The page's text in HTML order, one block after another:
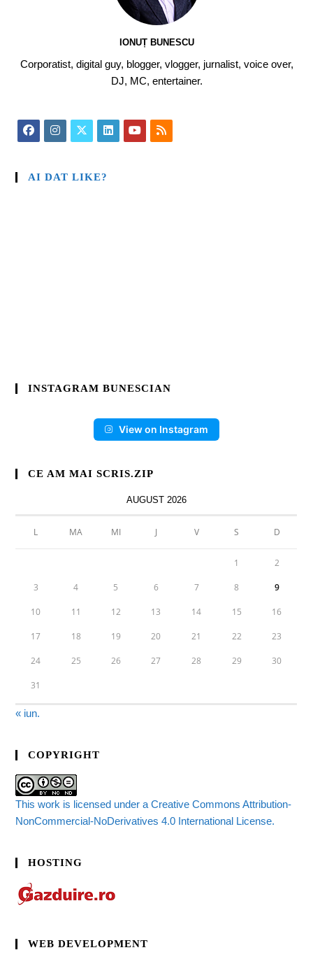
IONUȚ BUNESCU
Corporatist, digital guy, blogger, vlogger, jurnalist, voice over,
DJ, MC, entertainer.
AI DAT LIKE?
INSTAGRAM BUNESCIAN
View on Instagram
CE AM MAI SCRIS.ZIP
AUGUST 2026
L MA MI J V S D
1 2
3 4 5 6 7 8 9
10 11 12 13 14 15 16
17 18 19 20 21 22 23
24 25 26 27 28 29 30
31
« iun.
COPYRIGHT
This work is licensed under a Creative Commons Attribution-
NonCommercial-NoDerivatives 4.0 International License.
HOSTING
WEB DEVELOPMENT